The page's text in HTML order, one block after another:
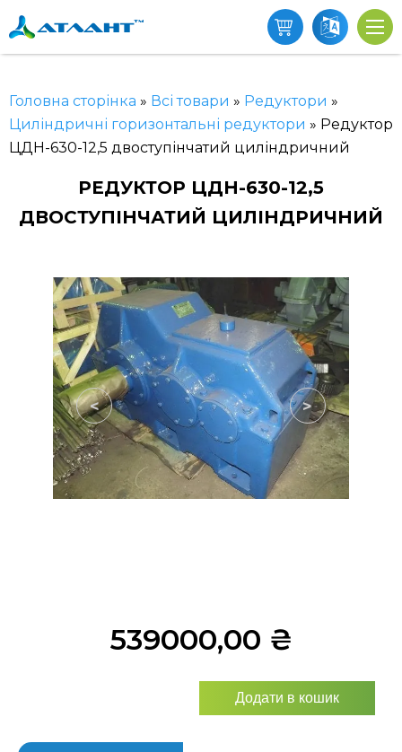
Головна сторінка » Всі товари » Редуктори »
Циліндричні горизонтальні редуктори » Редуктор
ЦДН-630-12,5 двоступінчатий циліндричний
РЕДУКТОР ЦДН-630-12,5
ДВОСТУПІНЧАТИЙ ЦИЛІНДРИЧНИЙ
< >
539000,00 ₴
Додати в кошик